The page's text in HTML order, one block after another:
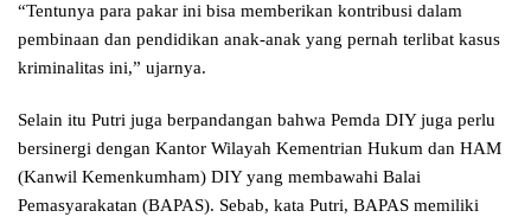
“Tentunya para pakar ini bisa memberikan kontribusi dalam
pembinaan dan pendidikan anak-anak yang pernah terlibat kasus
kriminalitas ini,” ujarnya.
Selain itu Putri juga berpandangan bahwa Pemda DIY juga perlu
bersinergi dengan Kantor Wilayah Kementrian Hukum dan HAM
(Kanwil Kemenkumham) DIY yang membawahi Balai
Pemasyarakatan (BAPAS). Sebab, kata Putri, BAPAS memiliki